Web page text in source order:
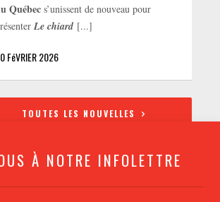
À NOTRE INFOLETTRE
Québec s’unissent de nouveau pour
Le chiard [...]
FéVRIER 2026
TOUTES LES NOUVELLES